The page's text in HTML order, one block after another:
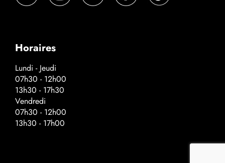
Horaires
Lundi - Jeudi
07h30 - 12h00
13h30 - 17h30
Vendredi
07h30 - 12h00
13h30 - 17h00